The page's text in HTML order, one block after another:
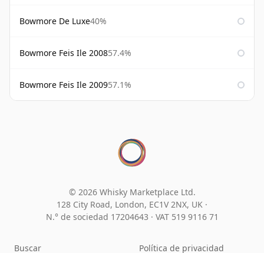
Bowmore De Luxe40%
Bowmore Feis Ile 200857.4%
Bowmore Feis Ile 200957.1%
© 2026 Whisky Marketplace Ltd.
128 City Road, London, EC1V 2NX, UK ·
N.° de sociedad 17204643 · VAT 519 9116 71
Buscar Política de privacidad